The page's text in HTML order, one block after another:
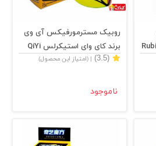
روبیک مسترمورفیکس آی وی
برند کای وای استیکرلس QiYi
Ivy Mastermorphix
(3.5) | (امتیاز این محصول)
ناموجود